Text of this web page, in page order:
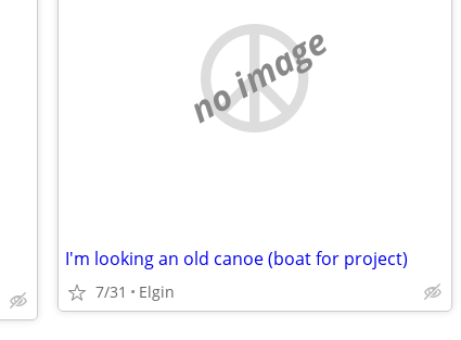
no image
I'm looking an old canoe (boat for project)
7/31 Elgin